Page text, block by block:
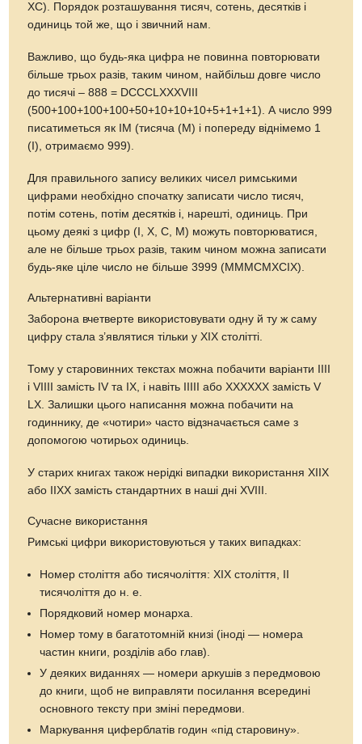
XC). Порядок розташування тисяч, сотень, десятків і
одиниць той же, що і звичний нам.
Важливо, що будь-яка цифра не повинна повторювати
більше трьох разів, таким чином, найбільш довге число
до тисячі – 888 = DCCCLXXXVIII
(500+100+100+100+50+10+10+10+5+1+1+1). А число 999
писатиметься як IM (тисяча (M) і попереду віднімемо 1
(I), отримаємо 999).
Для правильного запису великих чисел римськими
цифрами необхідно спочатку записати число тисяч,
потім сотень, потім десятків і, нарешті, одиниць. При
цьому деякі з цифр (I, X, C, M) можуть повторюватися,
але не більше трьох разів, таким чином можна записати
будь-яке ціле число не більше 3999 (MMMCMXCIX).
Альтернативні варіанти
Заборона вчетверте використовувати одну й ту ж саму
цифру стала з’являтися тільки у XIX столітті.
Тому у старовинних текстах можна побачити варіанти IIII
і VIIII замість IV та IX, і навіть IIIII або XXXXXX замість V
LX. Залишки цього написання можна побачити на
годиннику, де «чотири» часто відзначається саме з
допомогою чотирьох одиниць.
У старих книгах також нерідкі випадки використання XIIX
або IIXX замість стандартних в наші дні XVIII.
Сучасне використання
Римські цифри використовуються у таких випадках:
Номер століття або тисячоліття: XIX століття, II
тисячоліття до н. е.
Порядковий номер монарха.
Номер тому в багатотомній книзі (іноді — номера
частин книги, розділів або глав).
У деяких виданнях — номери аркушів з передмовою
до книги, щоб не виправляти посилання всередині
основного тексту при зміні передмови.
Маркування циферблатів годин «під старовину».